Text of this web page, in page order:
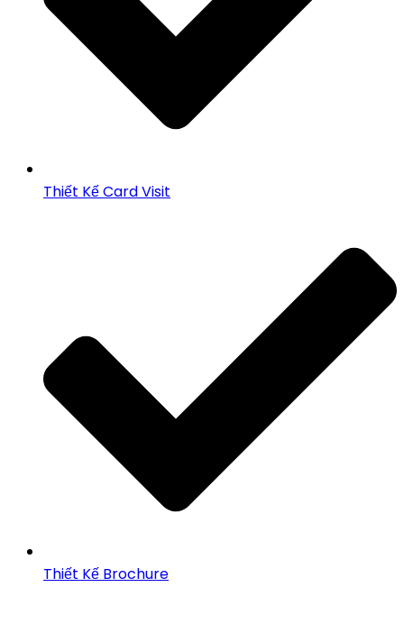
Thiết Kế Card Visit
Thiết Kế Brochure